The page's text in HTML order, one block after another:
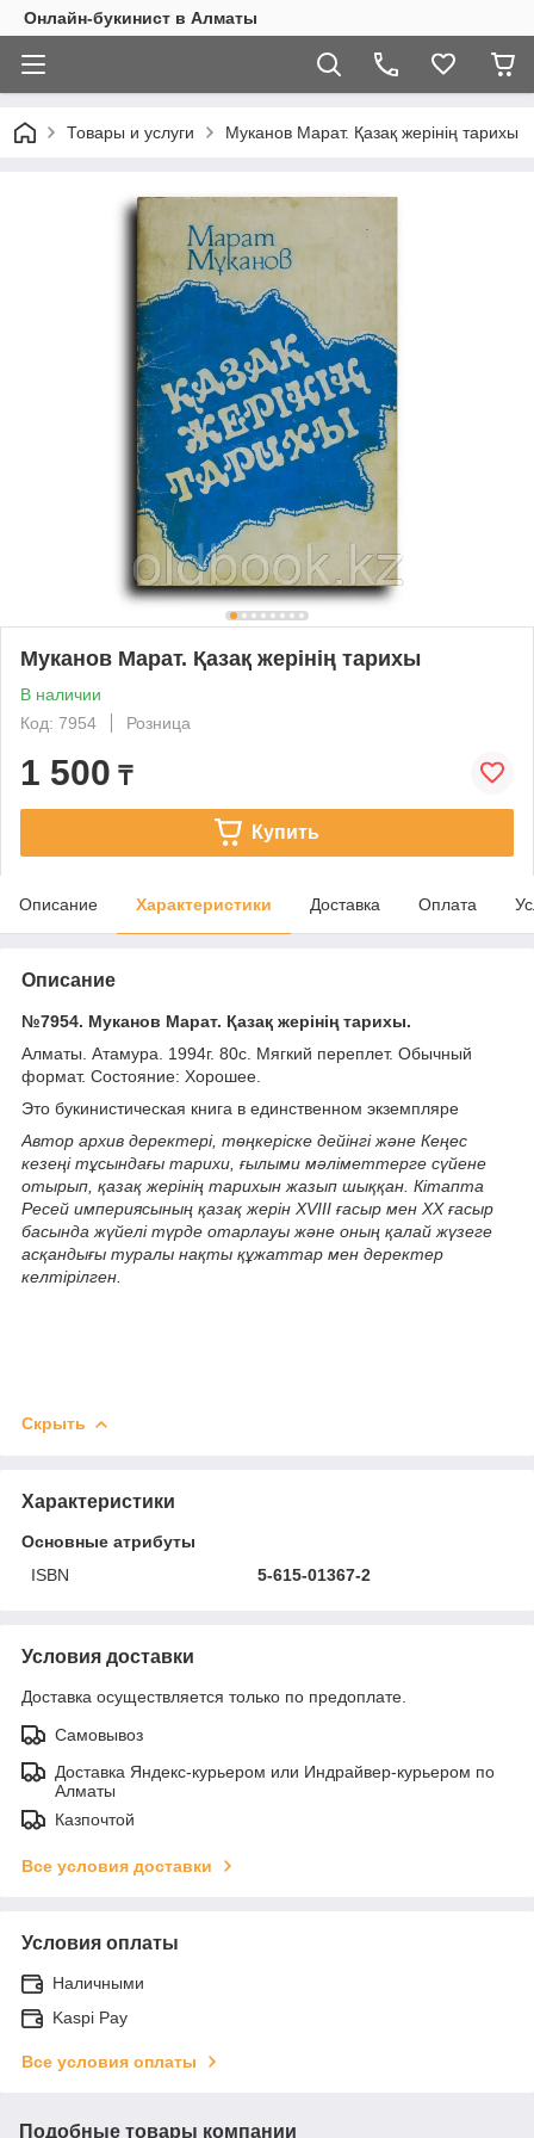
Онлайн-букинист в Алматы
Товары и услуги Муканов Марат. Қазақ жерінің тарихы
Муканов Марат. Қазақ жерінің тарихы
В наличии
Код: 7954
Розница
1 500 ₸
Купить
Описание Характеристики Доставка Оплата
Описание
№7954. Муканов Марат. Қазақ жерінің тарихы.
Алматы. Атамура. 1994г. 80с. Мягкий переплет. Обычный
формат. Состояние: Хорошее.
Это букинистическая книга в единственном экземпляре
Автор архив деректері, төңкеріске дейінгі және Кеңес
кезеңі тұсындағы тарихи, ғылыми мәліметтерге сүйене
отырып, қазақ жерінің тарихын жазып шыққан. Кітапта
Ресей империясының қазақ жерін XVIII ғасыр мен ХХ ғасыр
басында жүйелі түрде отарлауы және оның қалай жүзеге
асқандығы туралы нақты құжаттар мен деректер
келтірілген.
Скрыть
Характеристики
Основные атрибуты
ISBN
5-615-01367-2
Условия доставки
Доставка осуществляется только по предоплате.
Самовывоз
Доставка Яндекс-курьером или Индрайвер-курьером по
Алматы
Казпочтой
Все условия доставки
Условия оплаты
Наличными
Kaspi Pay
Все условия оплаты
Подобные товары компании